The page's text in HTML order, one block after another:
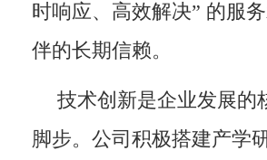
时响应、高效解决” 的服
伴的长期信赖。
技术创新是企业发展的
脚步。公司积极搭建产学